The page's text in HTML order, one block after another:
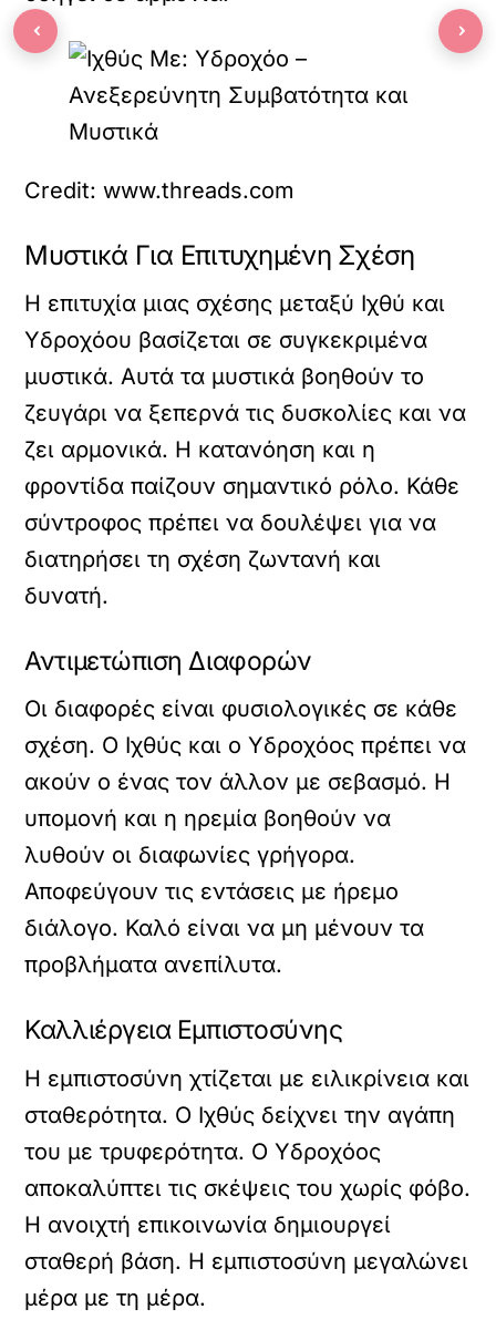
Credit: www.threads.com
Μυστικά Για Επιτυχημένη Σχέση
Η επιτυχία μιας σχέσης μεταξύ Ιχθύ και
Υδροχόου βασίζεται σε συγκεκριμένα
μυστικά. Αυτά τα μυστικά βοηθούν το
ζευγάρι να ξεπερνά τις δυσκολίες και να
ζει αρμονικά. Η κατανόηση και η
φροντίδα παίζουν σημαντικό ρόλο. Κάθε
σύντροφος πρέπει να δουλέψει για να
διατηρήσει τη σχέση ζωντανή και
δυνατή.
Αντιμετώπιση Διαφορών
Οι διαφορές είναι φυσιολογικές σε κάθε
σχέση. Ο Ιχθύς και ο Υδροχόος πρέπει να
ακούν ο ένας τον άλλον με σεβασμό. Η
υπομονή και η ηρεμία βοηθούν να
λυθούν οι διαφωνίες γρήγορα.
Αποφεύγουν τις εντάσεις με ήρεμο
διάλογο. Καλό είναι να μη μένουν τα
προβλήματα ανεπίλυτα.
Καλλιέργεια Εμπιστοσύνης
Η εμπιστοσύνη χτίζεται με ειλικρίνεια και
σταθερότητα. Ο Ιχθύς δείχνει την αγάπη
του με τρυφερότητα. Ο Υδροχόος
αποκαλύπτει τις σκέψεις του χωρίς φόβο.
Η ανοιχτή επικοινωνία δημιουργεί
σταθερή βάση. Η εμπιστοσύνη μεγαλώνει
μέρα με τη μέρα.
‹ ›